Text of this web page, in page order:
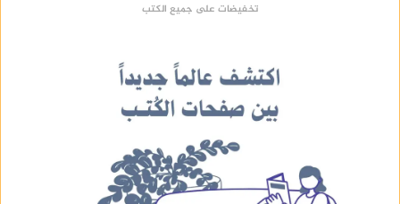
تخفيضات على جميع الكتب